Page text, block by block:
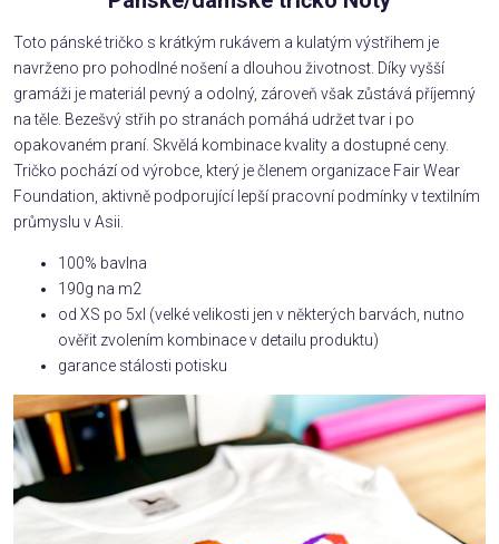
Toto pánské tričko s krátkým rukávem a kulatým výstřihem je
navrženo pro pohodlné nošení a dlouhou životnost. Díky vyšší
gramáži je materiál pevný a odolný, zároveň však zůstává příjemný
na těle. Bezešvý střih po stranách pomáhá udržet tvar i po
opakovaném praní. Skvělá kombinace kvality a dostupné ceny.
Tričko pochází od výrobce, který je členem organizace Fair Wear
Foundation, aktivně podporující lepší pracovní podmínky v textilním
průmyslu v Asii.
100% bavlna
190g na m2
od XS po 5xl (velké velikosti jen v některých barvách, nutno
ověřit zvolením kombinace v detailu produktu)
garance stálosti potisku